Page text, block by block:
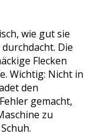
wie gut sie
Die
Flecken
Wichtig: Nicht in
den
gemacht,
zu